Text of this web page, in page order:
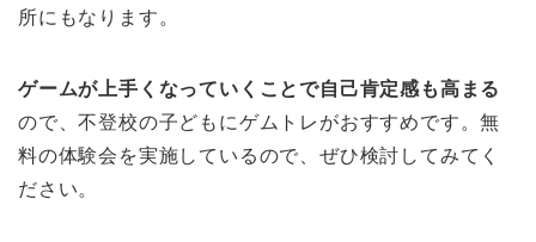
所にもなります。
ゲームが上手くなっていくことで自己肯定感も高まる
ので、不登校の子どもにゲムトレがおすすめです。無
料の体験会を実施しているので、ぜひ検討してみてく
ださい。